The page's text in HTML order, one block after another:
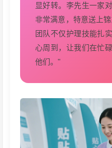
显好转。李先生一家
非常满意，特意送上
团队不仅护理技能扎
心周到，让我们在忙
他们。"